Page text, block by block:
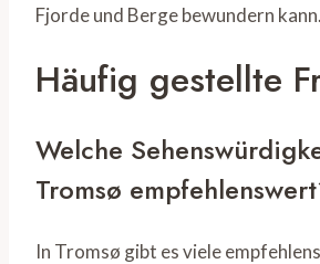
Fjorde und Berge bewundern kann.
Häufig gestellte
Welche
Tromsø
In Tromsø gibt es viele